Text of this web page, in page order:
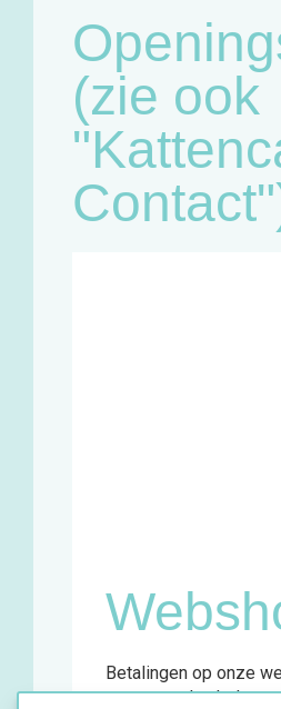
(zie ook
Betalingen op onze
momenteel enkel